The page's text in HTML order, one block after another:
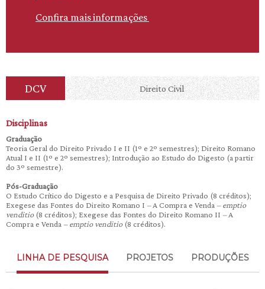
Confira mais informações
DCV Direito Civil
Disciplinas
Graduação
Teoria Geral do Direito Privado I e II (1º e 2º semestres); Direito Romano
Atual I e II (1º e 2º semestres); Introdução ao Estudo do Digesto (a partir
do 3º semestre).
Pós-Graduação
O Estudo Crítico do Digesto e a Pesquisa de Direito Privado (8 créditos);
Exegese das Fontes do Direito Romano I –A Compra e Venda – emptio
venditio(8 créditos); Exegese das Fontes do Direito Romano II –A
Compra e Venda – emptio venditio(8 créditos).
LINHA DE PESQUISA PROJETOS PRODUÇÕES